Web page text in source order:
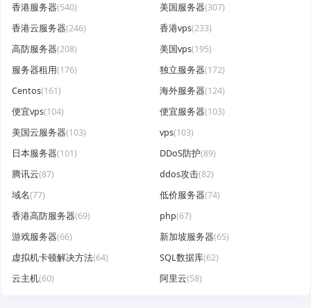
香港服务器(540) 美国服务器(307)
香港云服务器(246) 香港vps(233)
高防服务器(208) 美国vps(195)
服务器租用(176) 独立服务器(172)
Centos(161) 海外服务器(124)
便宜vps(104) 便宜服务器(103)
美国云服务器(103) vps(103)
日本服务器(101) DDoS防护(89)
腾讯云(87) ddos攻击(82)
域名(77) 低价服务器(74)
香港高防服务器(69) php(67)
游戏服务器(66) 新加坡服务器(65)
虚拟机卡顿解决方法(64) SQL数据库(62)
云主机(60) 阿里云(58)